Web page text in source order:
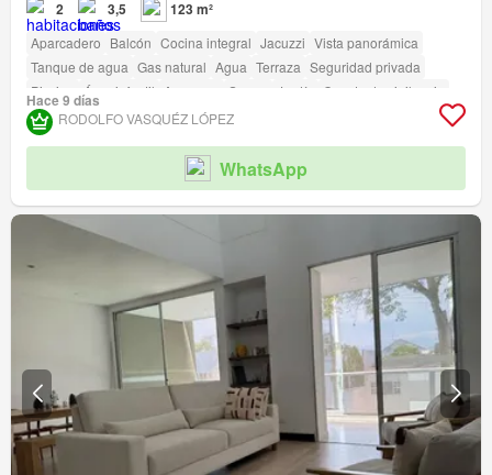
2 3,5 123 m²
Aparcadero Balcón Cocina integral Jacuzzi Vista panorámica
Tanque de agua Gas natural Agua Terraza Seguridad privada
Piscina
Área infantil Ascensor Sauna Jardín Caseta de vigilancia
Hace 9 días
RODOLFO VASQUÉZ LÓPEZ
WhatsApp